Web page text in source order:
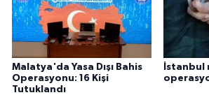
Malatya'da Yasa Dışı Bahis
Operasyonu: 16 Kişi
Tutuklandı
İstanbul